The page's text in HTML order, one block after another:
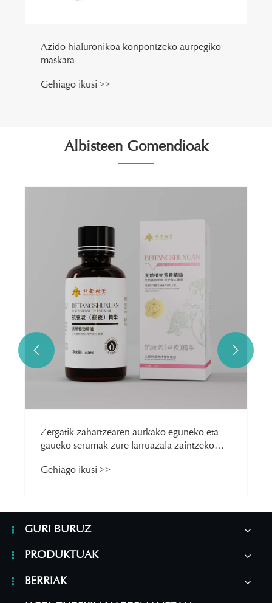
Azido hialuronikoa konpontzeko aurpegiko
maskara
Gehiago ikusi >>
Albisteen Gomendioak
Zergatik zahartzearen aurkako eguneko eta
gaueko serumak zure larruazala zaintzeko
Gehiago ikusi >>
 
GURI BURUZ
PRODUKTUAK
BERRIAK